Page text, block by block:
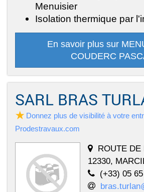
Menuisier
Isolation thermique par
En savoir plus sur
COUDERC
SARL BRAS
Donnez plus de visibilité à votre
Prodestravaux.com
ROUTE DE
12330,
(+33) 05